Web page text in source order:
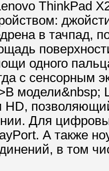
ThinkPad
в тачпад,
одного
с сенсорным
модели&nbsp;
HD,
Для
А также
в том